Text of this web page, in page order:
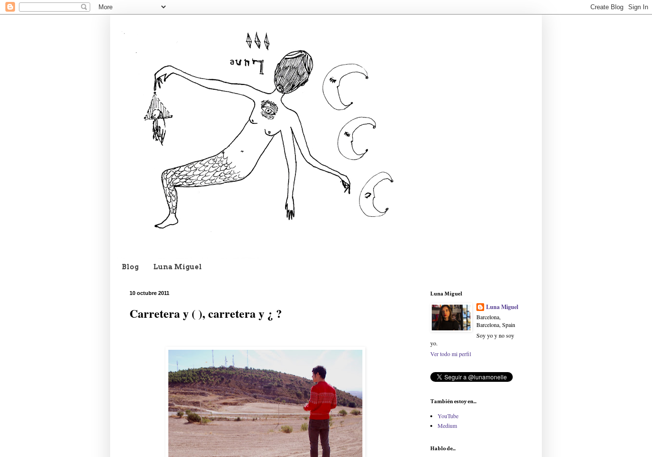
Blog Luna Miguel
10 octubre 2011
Carretera y ( ), carretera y ¿ ?
Luna Miguel
Luna Miguel
Barcelona,
Barcelona, Spain
Soy yo y no soy
yo.
Ver todo mi perfil
También estoy en...
YouTube
Medium
Hablo de...